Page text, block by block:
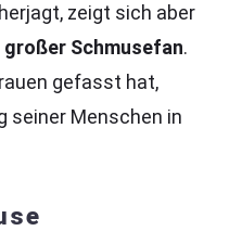
zeigt sich aber
großer Schmusefan.
gefasst hat,
seiner Menschen in